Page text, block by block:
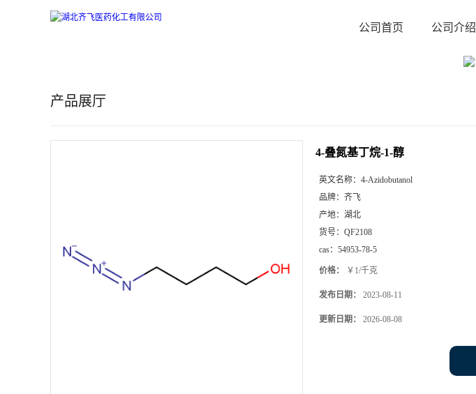
公司首页 公司介绍
产品展厅
4-叠氮基丁烷-1-醇
英文名称： 4-Azidobutanol
品牌： 齐飞
产地： 湖北
货号： QF2108
cas： 54953-78-5
价格： ￥1/千克
发布日期： 2023-08-11
更新日期： 2026-08-08